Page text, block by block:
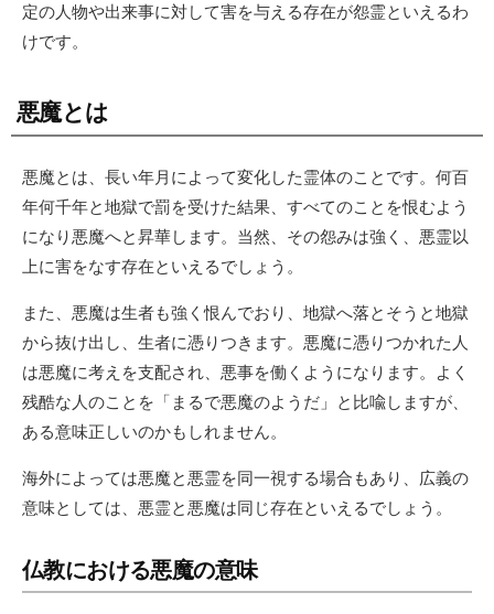
定の人物や出来事に対して害を与える存在が怨霊といえるわ
けです。
悪魔とは
悪魔とは、長い年月によって変化した霊体のことです。何百
年何千年と地獄で罰を受けた結果、すべてのことを恨むよう
になり悪魔へと昇華します。当然、その怨みは強く、悪霊以
上に害をなす存在といえるでしょう。
また、悪魔は生者も強く恨んでおり、地獄へ落とそうと地獄
から抜け出し、生者に憑りつきます。悪魔に憑りつかれた人
は悪魔に考えを支配され、悪事を働くようになります。よく
残酷な人のことを「まるで悪魔のようだ」と比喩しますが、
ある意味正しいのかもしれません。
海外によっては悪魔と悪霊を同一視する場合もあり、広義の
意味としては、悪霊と悪魔は同じ存在といえるでしょう。
仏教における悪魔の意味